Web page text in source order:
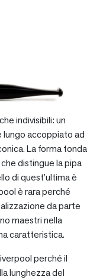
indivisibili: un
accoppiato ad
La forma tonda
distingue la pipa
di quest’ultima è
è rara perché
da parte
maestri nella
caratteristica.
perché il
lunghezza del